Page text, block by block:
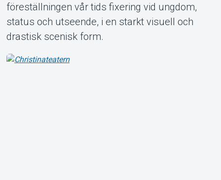
föreställningen vår tids fixering vid ungdom,
status och utseende, i en starkt visuell och
drastisk scenisk form.